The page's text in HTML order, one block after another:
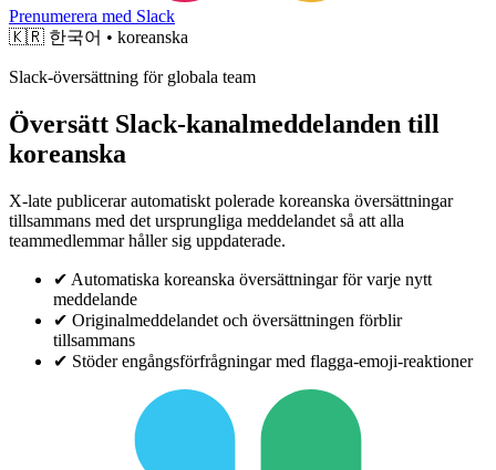
Prenumerera med Slack
🇰🇷 한국어 • koreanska
Slack-översättning för globala team
Översätt Slack-kanalmeddelanden till
koreanska
X-late publicerar automatiskt polerade koreanska översättningar
tillsammans med det ursprungliga meddelandet så att alla
teammedlemmar håller sig uppdaterade.
✔ Automatiska koreanska översättningar för varje nytt
meddelande
✔ Originalmeddelandet och översättningen förblir
tillsammans
✔ Stöder engångsförfrågningar med flagga-emoji-reaktioner